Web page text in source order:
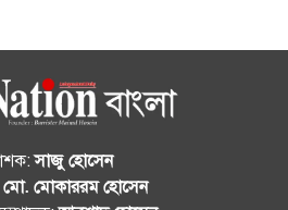
সাজু হোসেন
মো. মোকাররম হোসেন